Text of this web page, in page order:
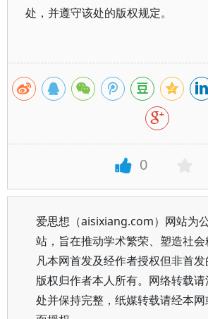
处，并遵守该处的版权规定。
0
爱思想（aisixiang.com）网站为
站，旨在推动学术繁荣、塑造社会
凡本网首发及经作者授权但非首发
版权归作者本人所有。网络转载
处并保持完整，纸媒转载请经本